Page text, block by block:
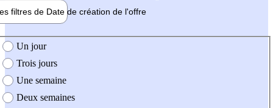
filtres de Date de création de l'offre
création de l'offre
Un jour
Trois jours
Une semaine
Deux semaines